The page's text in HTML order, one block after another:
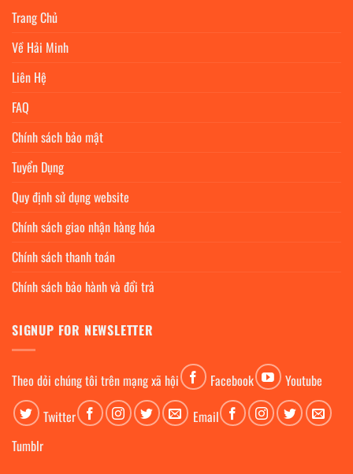
Trang Chủ
Về Hải Minh
Liên Hệ
FAQ
Chính sách bảo mật
Tuyển Dụng
Quy định sử dụng website
Chính sách giao nhận hàng hóa
Chính sách thanh toán
Chính sách bảo hành và đổi trả
SIGNUP FOR NEWSLETTER
Theo dỏi chúng tôi trên mạng xã hội Facebook
Youtube
Twitter
Email
Tumblr